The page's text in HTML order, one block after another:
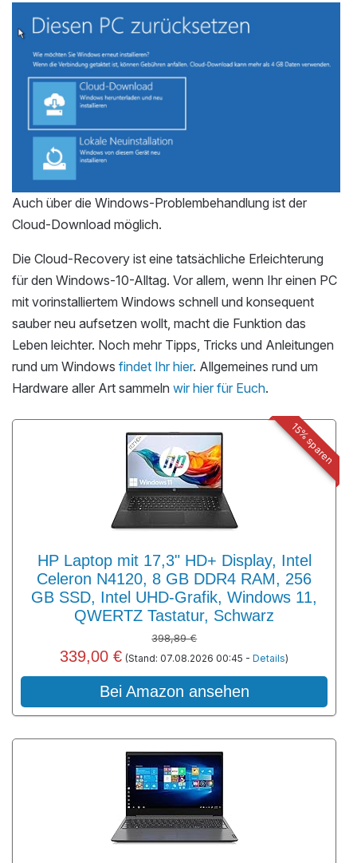
Auch über die Windows-Problembehandlung ist der
Cloud-Download möglich.
Die Cloud-Recovery ist eine tatsächliche Erleichterung
für den Windows-10-Alltag. Vor allem, wenn Ihr einen PC
mit vorinstalliertem Windows schnell und konsequent
sauber neu aufsetzen wollt, macht die Funktion das
Leben leichter. Noch mehr Tipps, Tricks und Anleitungen
rund um Windows findet Ihr hier. Allgemeines rund um
Hardware aller Art sammeln wir hier für Euch.
15% sparen
HP Laptop mit 17,3" HD+ Display, Intel
Celeron N4120, 8 GB DDR4 RAM, 256
GB SSD, Intel UHD-Grafik, Windows 11,
QWERTZ Tastatur, Schwarz
398,89 €
339,00 € (Stand: 07.08.2026 00:45 -Details)
Bei Amazon ansehen